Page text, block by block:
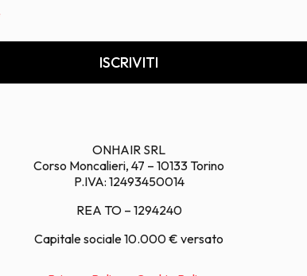
ISCRIVITI
ONHAIR SRL
Corso Moncalieri, 47 – 10133 Torino
P.IVA: 12493450014
REA TO – 1294240
Capitale sociale 10.000 € versato